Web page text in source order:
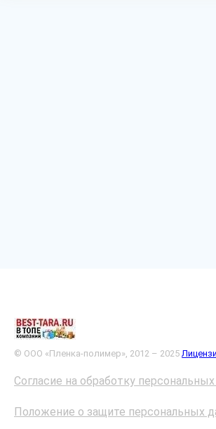
© ООО «Пленка-полимер», 2012 – 2025
Согласие на обработку
Положение о защите персональных